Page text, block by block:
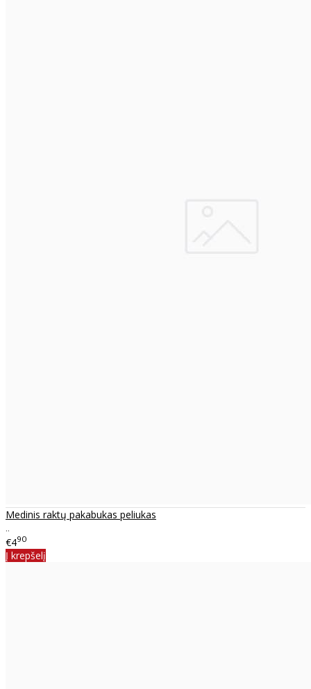
Medinis raktų pakabukas peliukas
..
€490
Į krepšelį